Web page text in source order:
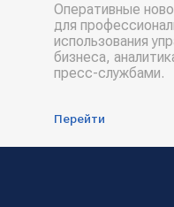
Оперативные
для
использования
бизнеса,
пресс-службами.
Перейти